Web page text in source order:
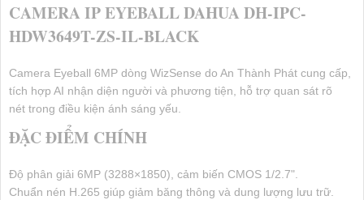
CAMERA IP EYEBALL DAHUA DH-IPC-
HDW3649T-ZS-IL-BLACK
Camera Eyeball 6MP dòng WizSense do An Thành Phát cung cấp,
tích hợp AI nhận diện người và phương tiện, hỗ trợ quan sát rõ
nét trong điều kiện ánh sáng yếu.
ĐẶC ĐIỂM CHÍNH
Độ phân giải 6MP (3288×1850), cảm biến CMOS 1/2.7".
Chuẩn nén H.265 giúp giảm băng thông và dung lượng lưu trữ.